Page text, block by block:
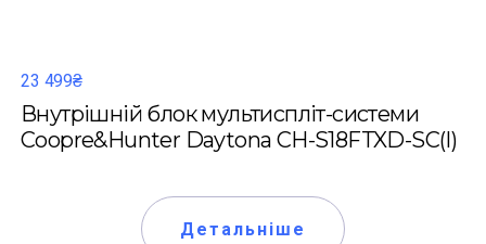
23 499₴
Внутрішній блок мультиспліт-системи
Coopre&Hunter Daytona CH-S18FTXD-SC(I)
Детальніше